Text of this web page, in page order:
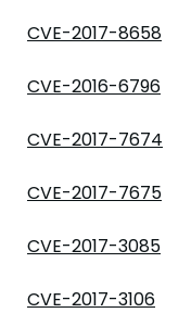
CVE-2017-8658
CVE-2016-6796
CVE-2017-7674
CVE-2017-7675
CVE-2017-3085
CVE-2017-3106